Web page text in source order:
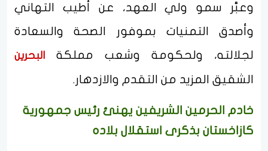
وعبَّر سمو ولي العهد، عن أطيب التهاني
وأصدق التمنيات بموفور الصحة والسعادة
لجلالته، ولحكومة وشعب مملكة
البحرين
الشقيق المزيد من التقدم والازدهار.
خادم الحرمين الشريفين يهنئ رئيس جمهورية
كازاخستان بذكرى استقلال بلاده